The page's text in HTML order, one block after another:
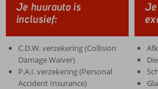
Je huurauto is
inclusief:
C.D.W. verzekering (Collision
Damage Waiver)
P.A.I. verzekering (Personal
Accident Insurance)